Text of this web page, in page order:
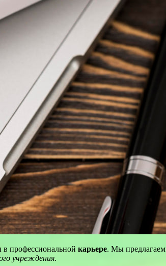
профессиональной карьере. Мы предлагаем
учреждения.